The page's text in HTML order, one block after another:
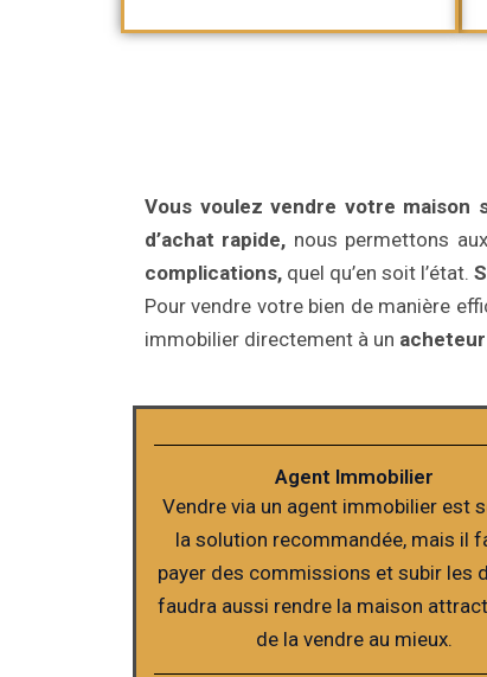
Vous voulez vendre votre maison
d’achat rapide, nous permettons
complications, quel qu’en soit l’état.
Pour vendre votre bien de manière
immobilier directement à un
Agent Immobilier
Vendre via un agent immobilier est
la solution recommandée, mais il
payer des commissions et subir les
faudra aussi rendre la maison
de la vendre au mieux.